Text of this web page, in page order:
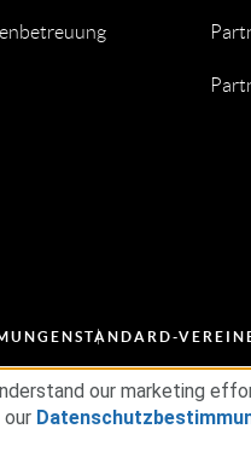
STANDARD-
our marketing